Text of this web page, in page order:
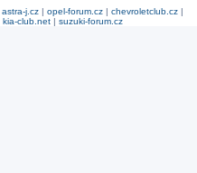
astra-j.cz | opel-forum.cz | chevroletclub.cz |
kia-club.net| suzuki-forum.cz